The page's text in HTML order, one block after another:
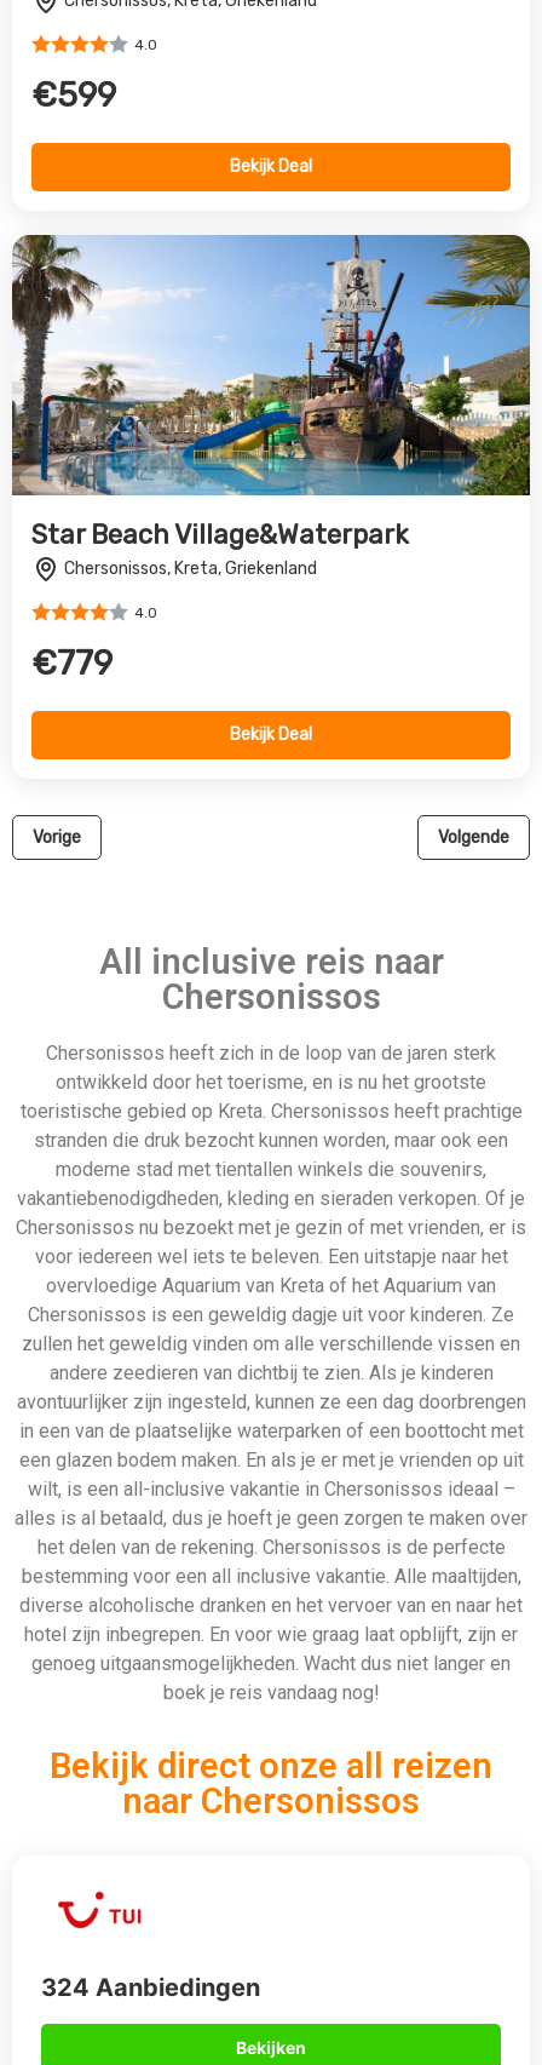
Star Beach Village&Waterpark
Chersonissos, Kreta, Griekenland
€779
Vorige Volgende
All inclusive reis naar
Chersonissos
ontwikkeld door het toerisme, en is nu het grootste
toeristische gebied op Kreta. Chersonissos heeft prachtige
stranden die druk bezocht kunnen worden, maar ook een
moderne stad met tientallen winkels die souvenirs,
vakantiebenodigdheden, kleding en sieraden verkopen. Of je
overvloedige Aquarium van Kreta of het Aquarium van
Chersonissos is een geweldig dagje uit voor kinderen. Ze
avontuurlijker zijn ingesteld, kunnen ze een dag doorbrengen
in een van de plaatselijke waterparken of een boottocht met
een glazen bodem maken. En als je er met je vrienden op uit
alles is al betaald, dus je hoeft je geen zorgen te maken over
het delen van de rekening. Chersonissos is de perfecte
bestemming voor een all inclusive vakantie. Alle maaltijden,
diverse alcoholische dranken en het vervoer van en naar het
hotel zijn inbegrepen. En voor wie graag laat opblijft, zijn er
genoeg uitgaansmogelijkheden. Wacht dus niet langer en
boek je reis vandaag nog!
Bekijk direct onze all reizen
naar Chersonissos
324 Aanbiedingen
Bekijken
912 Aanbiedingen